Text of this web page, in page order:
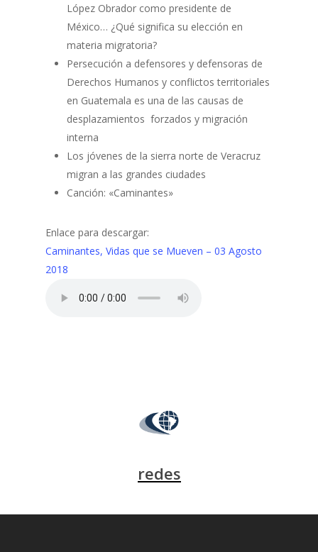
López Obrador como presidente de
México… ¿Qué significa su elección en
materia migratoria?
Persecución a defensores y defensoras de
Derechos Humanos y conflictos territoriales
en Guatemala es una de las causas de
desplazamientos forzados y migración
interna
Los jóvenes de la sierra norte de Veracruz
migran a las grandes ciudades
Canción: «Caminantes»
Enlace para descargar:
Caminantes, Vidas que se Mueven – 03 Agosto
2018
redes